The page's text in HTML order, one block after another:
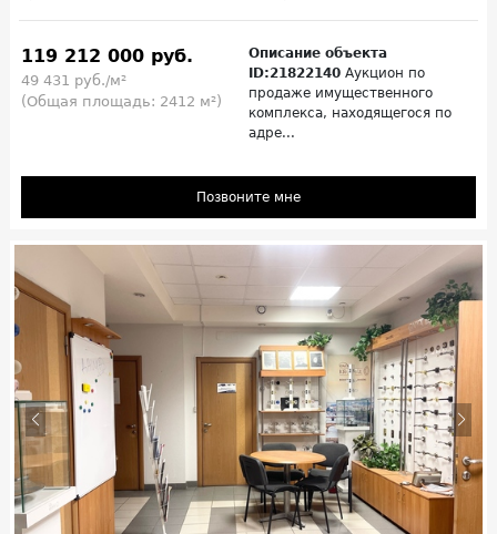
119 212 000 руб.
49 431 руб./м²
(Общая площадь: 2412 м²)
Описание объекта
ID:21822140 Аукцион по
продаже имущественного
комплекса, находящегося по
адре...
Позвоните мне